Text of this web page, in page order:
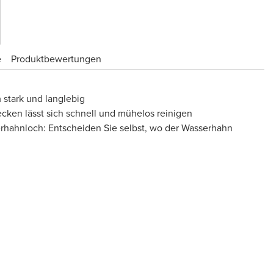
Produktbewertungen
stark und langlebig
lässt sich schnell und mühelos reinigen
Entscheiden Sie selbst, wo der Wasserhahn